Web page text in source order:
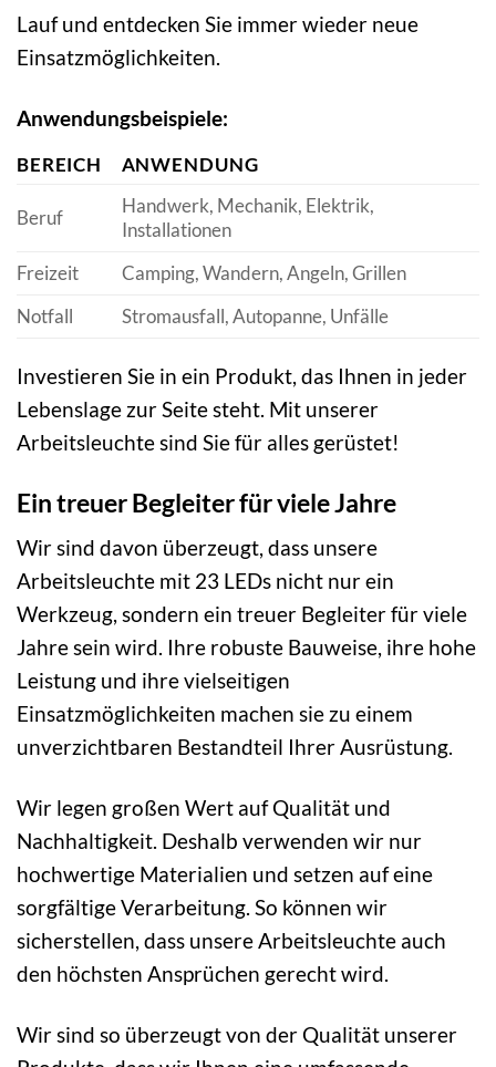
Lauf und entdecken Sie immer wieder neue
Einsatzmöglichkeiten.
Anwendungsbeispiele:
BEREICH ANWENDUNG
Beruf
Handwerk, Mechanik, Elektrik,
Installationen
Freizeit
Camping, Wandern, Angeln, Grillen
Notfall
Stromausfall, Autopanne, Unfälle
Investieren Sie in ein Produkt, das Ihnen in jeder
Lebenslage zur Seite steht. Mit unserer
Arbeitsleuchte sind Sie für alles gerüstet!
Ein treuer Begleiter für viele Jahre
Wir sind davon überzeugt, dass unsere
Arbeitsleuchte mit 23 LEDs nicht nur ein
Werkzeug, sondern ein treuer Begleiter für viele
Jahre sein wird. Ihre robuste Bauweise, ihre hohe
Leistung und ihre vielseitigen
Einsatzmöglichkeiten machen sie zu einem
unverzichtbaren Bestandteil Ihrer Ausrüstung.
Wir legen großen Wert auf Qualität und
Nachhaltigkeit. Deshalb verwenden wir nur
hochwertige Materialien und setzen auf eine
sorgfältige Verarbeitung. So können wir
sicherstellen, dass unsere Arbeitsleuchte auch
den höchsten Ansprüchen gerecht wird.
Wir sind so überzeugt von der Qualität unserer